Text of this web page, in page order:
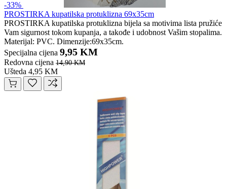
-33%
PROSTIRKA kupatilska protuklizna 69x35cm
PROSTIRKA kupatilska protuklizna bijela sa motivima lista pružiće
Vam sigurnost tokom kupanja, a takođe i udobnost Vašim stopalima.
Materijal: PVC. Dimenzije:69x35cm.
Specijalna cijena 9,95 KM
Redovna cijena 14,90 KM
Ušteda 4,95 KM